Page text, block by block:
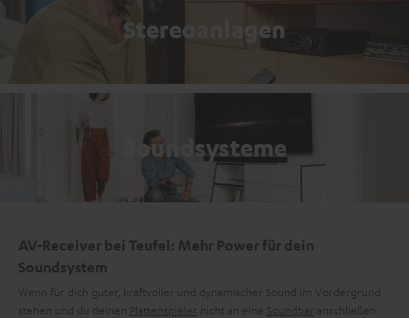
Stereoanlagen
Soundsysteme
AV-Receiver bei Teufel: Mehr Power für dein
Soundsystem
Wenn für dich guter, kraftvoller und dynamischer Sound im Vordergrund
stehen und du deinen Plattenspieler nicht an eine Soundbar anschließen